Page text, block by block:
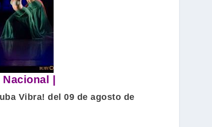
|
Vibra! del 09 de agosto de